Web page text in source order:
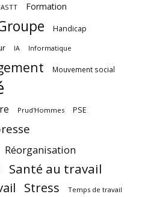
Formation
Handicap
IA Informatique
Mouvement social
Prud'Hommes PSE
Réorganisation
Santé au travail
Stress Temps de travail